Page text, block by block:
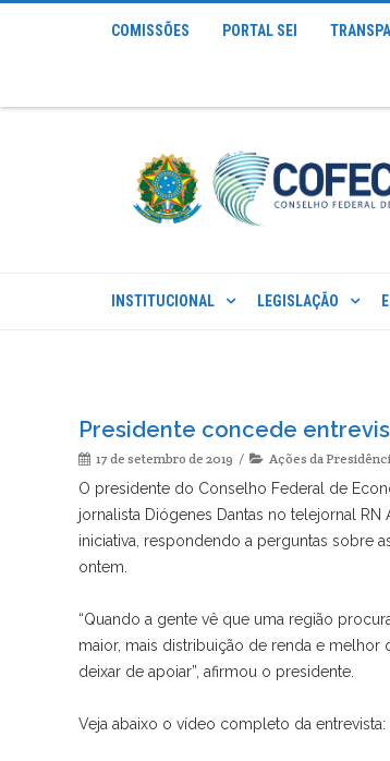
COMISSÕES PORTAL SEI
INSTITUCIONAL LEGISLAÇÃO
Presidente concede
17 de setembro de 2019 Ações da
O presidente do Conselho Federal de
jornalista Diógenes Dantas no telejornal
iniciativa, respondendo a perguntas sobre
ontem.
“Quando a gente vê que uma região
maior, mais distribuição de renda e
deixar de apoiar”, afirmou o presidente.
Veja abaixo o vídeo completo da entrevista: